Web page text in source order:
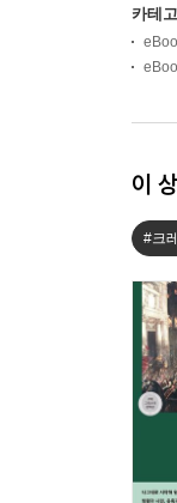
카테
이
#크